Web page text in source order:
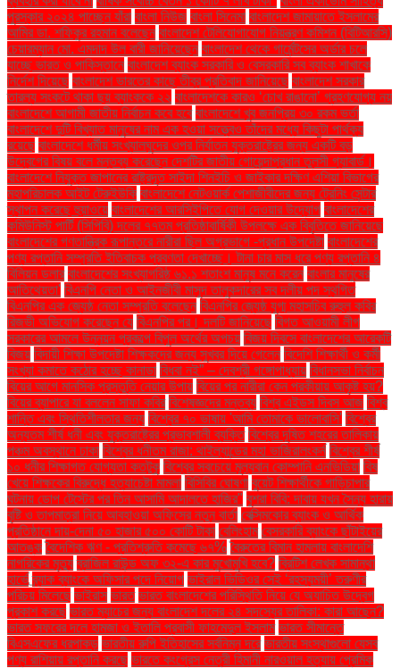
পুরস্কার ২০২৪ পাচ্ছেন যাঁরা বাংলা নিউজ বাংলা সিনেমা বাংলাদেশ জামায়াতে ইসলামের
আমির ডা. শফিকুর রহমান বলেছেন বাংলাদেশ টেলিযোগাযোগ নিয়ন্ত্রণ কমিশন (বিটিআরসি)
চেয়ারম্যান মো. এমদাদ উল বারী জানিয়েছেন বাংলাদেশ থেকে গার্মেন্টসের অর্ডার চলে
যাচ্ছে ভারত ও পাকিস্তানে বাংলাদেশ ব্যাংক সরকারি ও বেসরকারি সব ব্যাংক শাখাকে
নির্দেশ দিয়েছে বাংলাদেশ ভারতের কাছে তীব্র প্রতিবাদ জানিয়েছে বাংলাদেশ সরকার
তারল্য সংকটে থাকা ছয় ব্যাংককে ২২ বাংলাদেশকে কারও ‘চোখ রাঙানো’ গ্রহণযোগ্য নয়
বাংলাদেশে আগামী জাতীয় নির্বাচন কবে হবে বাংলাদেশে খুব জনপ্রিয় ৩০ রকম ভর্তা
বাংলাদেশে দুটি বিখ্যাত মানুষের নাম এক হওয়া সত্ত্বেও তাঁদের মধ্যে কিছুটা পার্থক্য
রয়েছে বাংলাদেশে ধর্মীয় সংখ্যালঘুদের ওপর নির্যাতন যুক্তরাষ্ট্রের জন্য একটি বড়
উদ্বেগের বিষয় বলে মন্তব্য করেছেন দেশটির জাতীয় গোয়েন্দাপ্রধান তুলসী গ্যাবার্ড।
বাংলাদেশে নিযুক্ত জাপানের রাষ্ট্রদূত সাইদা শিনইচি ও জাইকার দক্ষিণ এশিয়া বিভাগের
মহাপরিচালক আইট টেরুইউকি বাংলাদেশে নেটওয়ার্ক পেশাজীবীদের জন্য ট্রেনিং সেন্টার
স্থাপন করেছে হুয়াওয়ে বাংলাদেশের আরসিইপিতে যোগ দেওয়ার উদ্যোগ বাংলাদেশের
কমিউনিস্ট পার্টি (সিপিবি) দলের ৭৭তম প্রতিষ্ঠাবার্ষিকী উপলক্ষে এক বিবৃতিতে জানিয়েছে
বাংলাদেশের গণতান্ত্রিক রূপান্তরে নারীরা ছিল অগ্রভাগে -প্রধান উপদেষ্টা বাংলাদেশের
পণ্য রপ্তানি সম্প্রতি ইতিবাচক প্রবণতা দেখাচ্ছে। টানা চার মাস ধরে পণ্য রপ্তানি ৪
বিলিয়ন ডলার বাংলাদেশের সংখ্যাগরিষ্ঠ ৬১.১ শতাংশ মানুষ মনে করেন বাংলার মানুষের
আতিথেয়তা' বিএনপি নেতা ও আইনজীবী মাসুদ তালুকদারের সব দলীয় পদ স্থগিত
বিএনপির এক জ্যেষ্ঠ নেতা সম্প্রতি বলেছেন বিএনপির জ্যেষ্ঠ যুগ্ম মহাসচিব রুহুল কবির
রিজভী অভিযোগ করেছেন যে বিএনপির পর। দলটি জানিয়েছে বিগত আওয়ামী লীগ
সরকারের আমলে উন্নয়ন প্রকল্পে বিপুল অর্থের অপচয় বিজয় দিবসে বাংলাদেশের আরেকটি
বিজয় বিদায়ী শিক্ষা উপদেষ্টা শিক্ষকদের জন্য সুখবর দিয়ে গেলেন বিদেশি শিক্ষার্থী ও কর্মী
সংখ্যা কমাতে কঠোর হচ্ছে কানাডা বিধবা নই” – দেবশ্রী গঙ্গোপাধ্যায় বিধানসভা নির্বাচন
বিয়ের আগে মানসিক প্রস্তুতি নেয়ার উপায় বিয়ের পর নারীরা কেন পরকীয়ায় আকৃষ্ট হয়?
বিয়ের ব্যাপারে যা বললেন সাফা কবির বিশেষজ্ঞদের মন্তব্য বিশ্ব এইডস দিবস আজ বিশ্ব
শান্তি এবং স্থিতিশীলতার জন্য বিশ্বের ৭০ ভাষায় 'আমি তোমাকে ভালোবাসি' বিশ্বের
অন্যতম শীর্ষ ধনী এবং যুক্তরাষ্ট্রের প্রভাবশালী ব্যক্তি বিশ্বের দূষিত শহরের তালিকায়
পঞ্চম অবস্থানে ঢাকা বিশ্বের ধনীতম রাজা: থাইল্যান্ডের মহা ভাজিরালংকর্ন বিশ্বের শীর্ষ
১০ ধনীর শিক্ষাগত যোগ্যতা কতটুকু বিশ্বের সবচেয়ে মূল্যবান কোম্পানি এনভিডিয়া বিষ
খেয়ে শিক্ষকের বিরুদ্ধে হত্যাচেষ্টা মামলা বিসিবির ঘোষণা বুয়েট শিক্ষার্থীকে গাড়িচাপার
ঘটনায় ডোপ টেস্টের পর তিন আসামি আদালতে হাজির" বুশরা বিবি: দাবায় যখন সৈন্য হারায়
বৃষ্টি ও তাপমাত্রা নিয়ে আবহাওয়া অফিসের নতুন বার্তা বেক্সিমকোর ব্যাংক ও আর্থিক
প্রতিষ্ঠানে দায়-দেনা ৫০ হাজার ৫০০ কোটি টাকা বেলিংহাম বেসরকারি ব্যাংকে ছাঁটাইয়ের
আতঙ্ক বৈদেশিক ঋণ - প্রতিশ্রুতি কমেছে ৬৭% বৈরুতের বিমান হামলায় বাংলাদেশি
নাগরিকের মৃত্যু ব্রাজিল রাউন্ড অফ ৩২-এ কার মুখোমুখি হবে? ব্রিটিশ লেখক সামান্থা
হার্ভে ব্র্যাক ব্যাংকে অফিসার পদে নিয়োগ ভাইরাল ভিডিওর সেই ‘রহস্যময়ী’ তরুণীর
পরিচয় মিলেছে ভাইরাস ভারত ভারত বাংলাদেশের পরিস্থিতি নিয়ে যে অযাচিত উদ্বেগ
প্রকাশ করছে ভারত ম্যাচের জন্য বাংলাদেশ দলের ২৪ সদস্যের তালিকা: কারা আছেন?
ভারত সফরের দলে হামজা ও ইতালি প্রবাসী ফাহমেদুল ইসলাম ভারত সীমান্তে
বিএসএফের ধরপাকড় ভারতীয় রুপি ইতিহাসের সর্বনিম্ন দরে ভারতীয় সংস্থাগুলো যেসব
পণ্য রাশিয়ায় রপ্তানি করছে ভারতে কংগ্রেস নেত্রী হিমানী নারওয়াল হত্যায় প্রেমিক